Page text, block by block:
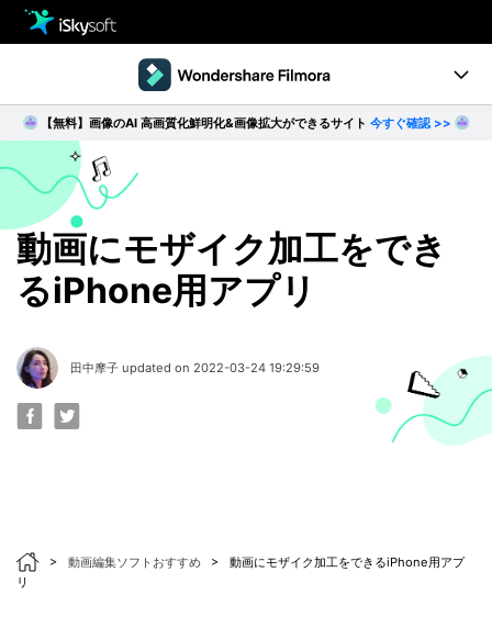
Utility
製品活用事例
ストア
ダウンロード
サポート
製品ページ
Filmstock
操作ガイド
動作環境
動画編集の基本とコツ
無料ダウンロード
【無料】画像のAI 高画質化鮮明化&画像拡大ができるサイト 今すぐ確認 >>
動画にモザイク加工をでき
るiPhone用アプリ
田中摩子 updated on 2022-03-24 19:29:59
> 動画編集ソフトおすすめ >
動画にモザイク加工をできるiPhone用アプ
リ